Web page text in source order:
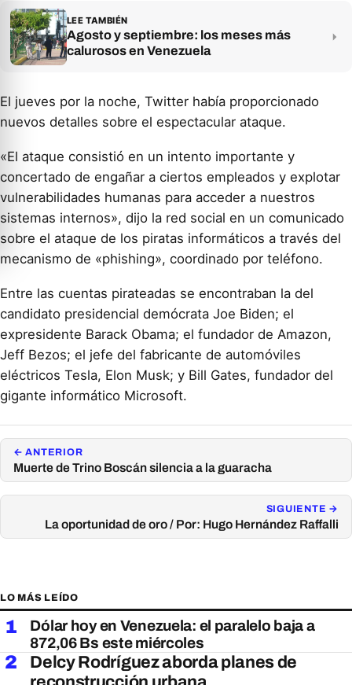
LEE TAMBIÉN
Agosto y septiembre: los meses más
calurosos en Venezuela
El jueves por la noche, Twitter había proporcionado
nuevos detalles sobre el espectacular ataque.
«El ataque consistió en un intento importante y
concertado de engañar a ciertos empleados y explotar
vulnerabilidades humanas para acceder a nuestros
sistemas internos», dijo la red social en un comunicado
sobre el ataque de los piratas informáticos a través del
mecanismo de «phishing», coordinado por teléfono.
Entre las cuentas pirateadas se encontraban la del
candidato presidencial demócrata Joe Biden; el
expresidente Barack Obama; el fundador de Amazon,
Jeff Bezos; el jefe del fabricante de automóviles
eléctricos Tesla, Elon Musk; y Bill Gates, fundador del
gigante informático Microsoft.
← ANTERIOR
Muerte de Trino Boscán silencia a la guaracha
SIGUIENTE →
La oportunidad de oro / Por: Hugo Hernández Raffalli
LO MÁS LEÍDO
1
Dólar hoy en Venezuela: el paralelo baja a
872,06 Bs este miércoles
2
Delcy Rodríguez aborda planes de